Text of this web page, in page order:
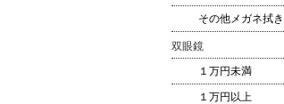
その他メガネ拭き
双眼鏡
１万円未満
１万円以上